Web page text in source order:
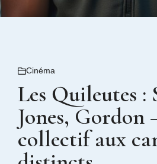
Cinéma
Les Quileutes :
Jones,
collectif aux